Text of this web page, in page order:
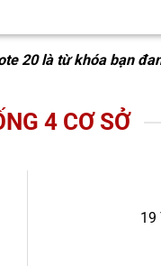
20là từ khóa bạn
4 CƠ SỞ
19